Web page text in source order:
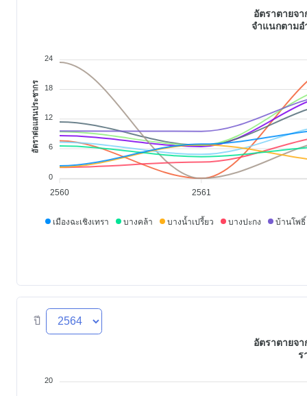
เมืองฉะเชิงเทรา บางคล้า บางน้ำเปรี้ยว บางปะกง บ้านโพธิ์
2560 2561
อัตราตายจา
จำแนกตามอ
24
18
12
6
0
อัตราต่อแสนประชากร
ปี
อัตราตายจา
ร
20